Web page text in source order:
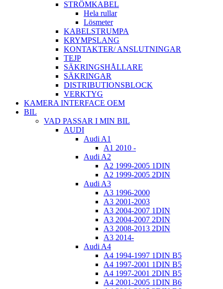
STRÖMKABEL
Hela rullar
Lösmeter
KABELSTRUMPA
KRYMPSLANG
KONTAKTER/ ANSLUTNINGAR
TEJP
SÄKRINGSHÅLLARE
SÄKRINGAR
DISTRIBUTIONSBLOCK
VERKTYG
KAMERA INTERFACE OEM
BIL
VAD PASSAR I MIN BIL
AUDI
Audi A1
A1 2010 -
Audi A2
A2 1999-2005 1DIN
A2 1999-2005 2DIN
Audi A3
A3 1996-2000
A3 2001-2003
A3 2004-2007 1DIN
A3 2004-2007 2DIN
A3 2008-2013 2DIN
A3 2014-
Audi A4
A4 1994-1997 1DIN B5
A4 1997-2001 1DIN B5
A4 1997-2001 2DIN B5
A4 2001-2005 1DIN B6